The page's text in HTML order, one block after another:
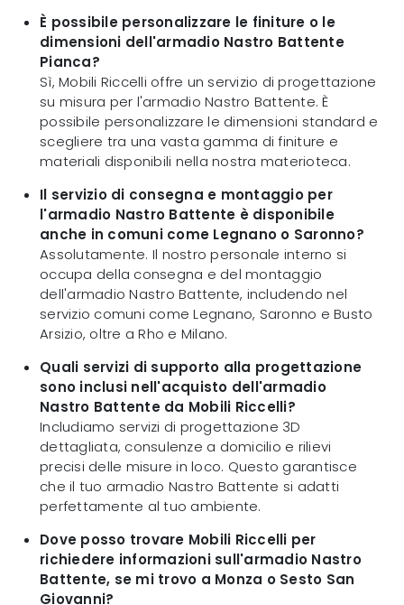
È possibile personalizzare le finiture o le
dimensioni dell'armadio Nastro Battente
Pianca?
Sì, Mobili Riccelli offre un servizio di progettazione
su misura per l'armadio Nastro Battente. È
possibile personalizzare le dimensioni standard e
scegliere tra una vasta gamma di finiture e
materiali disponibili nella nostra materioteca.
Il servizio di consegna e montaggio per
l'armadio Nastro Battente è disponibile
anche in comuni come Legnano o Saronno?
Assolutamente. Il nostro personale interno si
occupa della consegna e del montaggio
dell'armadio Nastro Battente, includendo nel
servizio comuni come Legnano, Saronno e Busto
Arsizio, oltre a Rho e Milano.
Quali servizi di supporto alla progettazione
sono inclusi nell'acquisto dell'armadio
Nastro Battente da Mobili Riccelli?
Includiamo servizi di progettazione 3D
dettagliata, consulenze a domicilio e rilievi
precisi delle misure in loco. Questo garantisce
che il tuo armadio Nastro Battente si adatti
perfettamente al tuo ambiente.
Dove posso trovare Mobili Riccelli per
richiedere informazioni sull'armadio Nastro
Battente, se mi trovo a Monza o Sesto San
Giovanni?